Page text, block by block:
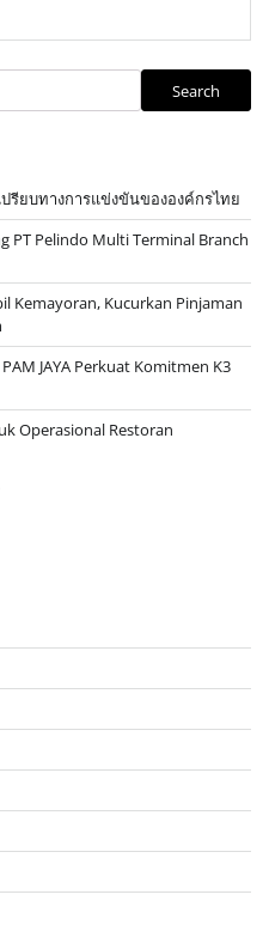
Search
รียบทางการแข่งขันขององค์กรไทย
PT Pelindo Multi Terminal Branch
Kemayoran, Kucurkan Pinjaman
JAYA Perkuat Komitmen K3
Operasional Restoran